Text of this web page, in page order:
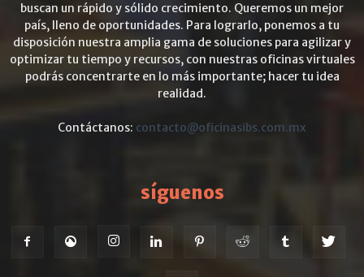
buscan un rápido y sólido crecimiento. Queremos un mejor
país, lleno de oportunidades. Para lograrlo, ponemos a tu
disposición nuestra amplia gama de soluciones para agilizar y
optimizar tu tiempo y recursos, con nuestras oficinas virtuales
podrás concentrarte en lo más importante; hacer tu idea
realidad.
Contáctanos: contacto@oficinasibs.com.mx
síguenos